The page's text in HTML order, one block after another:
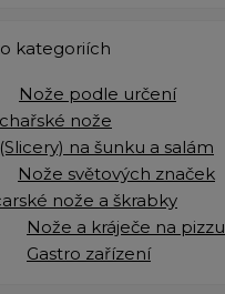
kategoriích
Nože podle určení
nože
na šunku a salám
Nože světových značek
nože a škrabky
Nože a kráječe na pizzu
Gastro zařízení